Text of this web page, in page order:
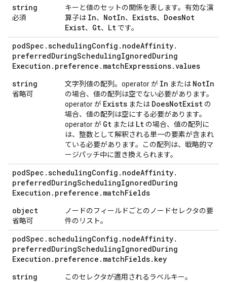
string
必須
キーと値のセットの関係を表します。有効な演
算子は In、 NotIn、 Exists、 DoesNot
Exist、 Gt、 Lt です。
podSpec .schedulingConfig . nodeAffinity.
preferredDuringSchedulingIgnoredDuring
Execution . preference . matchExpressions.values
string
省略可
文字列値の配列。operator が In または NotIn
の場合、値の配列は空でない必要があります。
operator が Exists または DoesNotExist の
場合、値の配列は空にする必要があります。
operator が Gt または Lt の場合、値の配列に
は、整数として解釈される単一の要素が含まれ
ている必要があります。この配列は、戦略的マ
ージパッチ中に置き換えられます。
podSpec .schedulingConfig . nodeAffinity.
preferredDuringSchedulingIgnoredDuring
Execution . preference . matchFields
object
省略可
ノードのフィールドごとのノードセレクタの要
件のリスト。
podSpec .schedulingConfig . nodeAffinity.
preferredDuringSchedulingIgnoredDuring
Execution . preference . matchFields. key
string
このセレクタが適用されるラベルキー。